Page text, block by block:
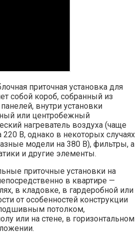
приточная установка для
собой короб, собранный из
внутри установки
или центробежный
нагреватель воздуха (чаще
В, однако в некоторых случаях
модели на 380 В), фильтры, а
и другие элементы.
приточные установки на
в квартире —
в кладовке, в гардеробной или
от особенностей конструкции
потолком,
или на стене, в горизонтальном